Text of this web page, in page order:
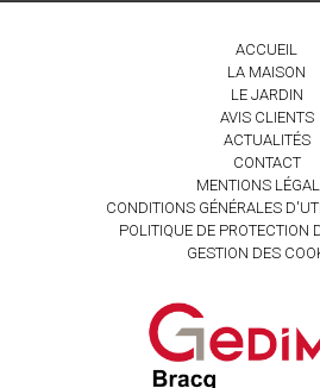
ACCUEIL
LA MAISON
LE JARDIN
AVIS CLIENTS
ACTUALITÉS
CONTACT
MENTIONS
CONDITIONS GÉNÉRALES
POLITIQUE DE PROTECTION
GESTION DES